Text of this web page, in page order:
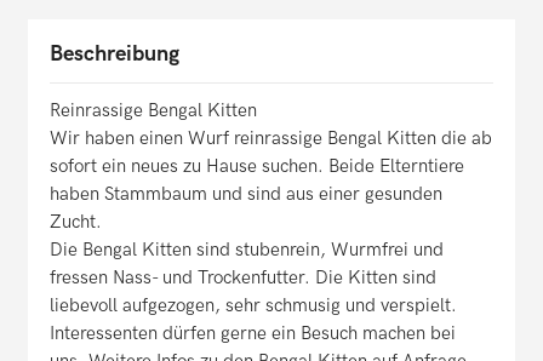
Beschreibung
Reinrassige Bengal Kitten
Wir haben einen Wurf reinrassige Bengal Kitten die ab
sofort ein neues zu Hause suchen. Beide Elterntiere
haben Stammbaum und sind aus einer gesunden
Zucht.
Die Bengal Kitten sind stubenrein, Wurmfrei und
fressen Nass- und Trockenfutter. Die Kitten sind
liebevoll aufgezogen, sehr schmusig und verspielt.
Interessenten dürfen gerne ein Besuch machen bei